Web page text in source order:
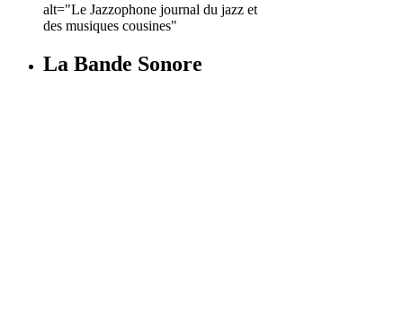
alt="Le Jazzophone journal du jazz et
des musiques cousines"
La Bande Sonore